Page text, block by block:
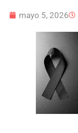
mayo 5, 2026